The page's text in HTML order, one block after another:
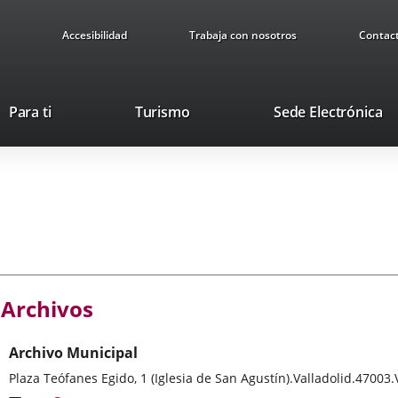
Accesibilidad Trabaja con nosotros
Para ti TurismoThis
will
Sede Electrónica
Archivos
Archivo Municipal
Postal
address
Plaza Teófanes Egido, 1 (Iglesia de San Agustín).Valladolid.47003.